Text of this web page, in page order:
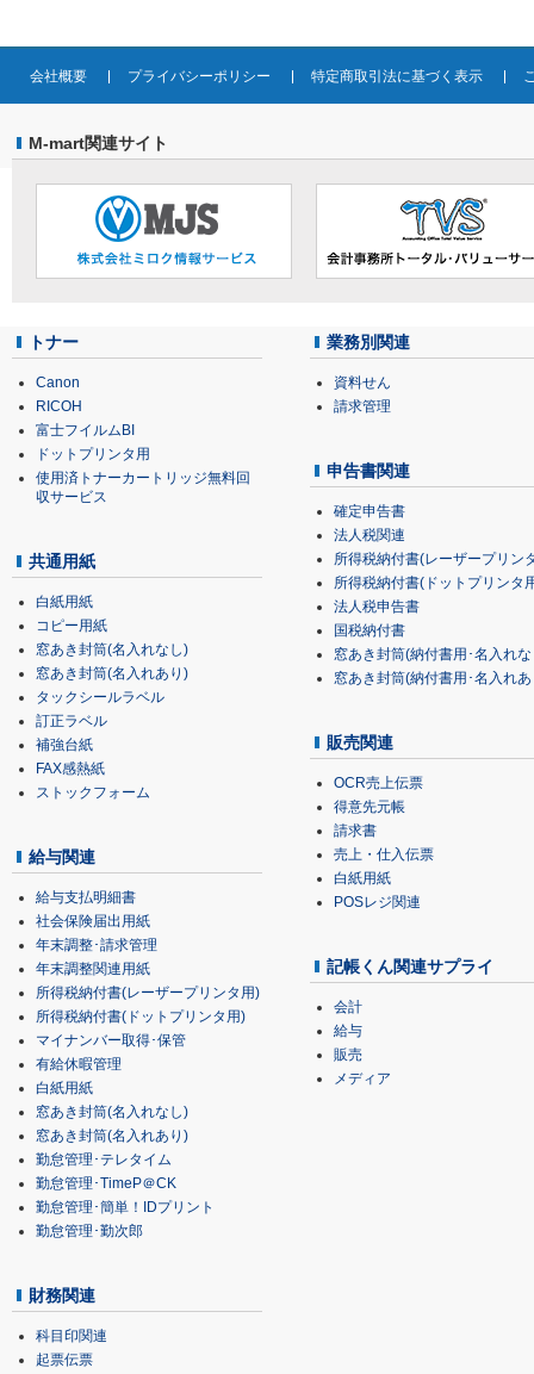
会社概要 プライバシーポリシー 特定商取引法に基づく表示
M-mart関連サイト
トナー
Canon
RICOH
富士フイルムBI
ドットプリンタ用
使用済トナーカートリッジ無料回
収サービス
共通用紙
白紙用紙
コピー用紙
窓あき封筒(名入れなし)
窓あき封筒(名入れあり)
タックシールラベル
訂正ラベル
補強台紙
FAX感熱紙
ストックフォーム
給与関連
給与支払明細書
社会保険届出用紙
年末調整･請求管理
年末調整関連用紙
所得税納付書(レーザープリンタ用)
所得税納付書(ドットプリンタ用)
マイナンバー取得･保管
有給休暇管理
白紙用紙
窓あき封筒(名入れなし)
窓あき封筒(名入れあり)
勤怠管理･テレタイム
勤怠管理･TimeP＠CK
勤怠管理･簡単！IDプリント
勤怠管理･勤次郎
財務関連
科目印関連
起票伝票
業務別関連
資料せん
請求管理
申告書関連
確定申告書
法人税関連
所得税納付書(レーザープリン
所得税納付書(ドットプリンタ
法人税申告書
国税納付書
窓あき封筒(納付書用･名入れ
窓あき封筒(納付書用･名入れ
販売関連
OCR売上伝票
得意先元帳
請求書
売上・仕入伝票
白紙用紙
POSレジ関連
記帳くん関連サプライ
会計
給与
販売
メディア